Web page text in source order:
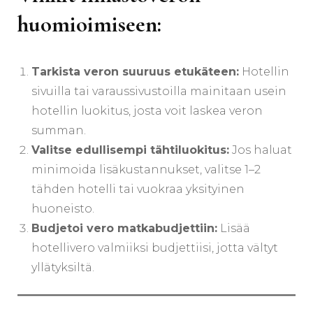
huomioimiseen:
Tarkista veron suuruus etukäteen: Hotellin
sivuilla tai varaussivustoilla mainitaan usein
hotellin luokitus, josta voit laskea veron
summan.
Valitse edullisempi tähtiluokitus: Jos haluat
minimoida lisäkustannukset, valitse 1–2
tähden hotelli tai vuokraa yksityinen
huoneisto.
Budjetoi vero matkabudjettiin: Lisää
hotellivero valmiiksi budjettiisi, jotta vältyt
yllätyksiltä.